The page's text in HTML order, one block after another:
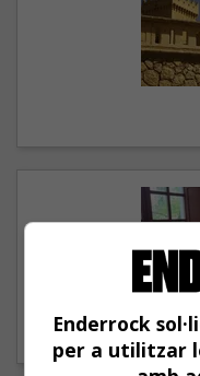
"Lo
Enderrock
per a utilitzar